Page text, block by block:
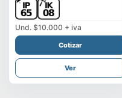
Und. $10.000 + iva
Cotizar
Ver